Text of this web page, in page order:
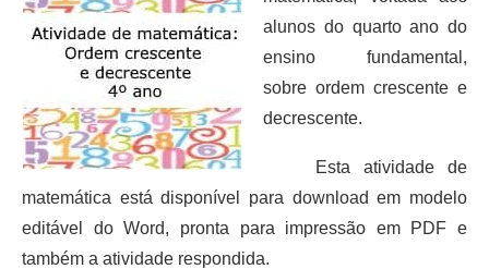
alunos do quarto ano do
ensino fundamental,
sobre ordem crescente e
decrescente.
Esta atividade de
matemática está disponível para download em modelo
editável do Word, pronta para impressão em PDF e
também a atividade respondida.